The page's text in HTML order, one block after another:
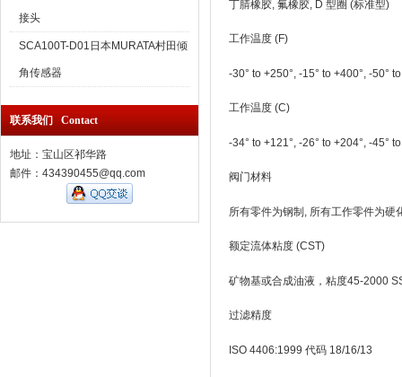
接头
SCA100T-D01日本MURATA村田倾
角传感器
联系我们 Contact
地址：宝山区祁华路
邮件：434390455@qq.com
丁腈橡胶, 氟橡胶, D 型圈 (标准型)
工作温度 (F)
-30° to +250°, -15° to +400°, -50°
工作温度 (C)
-34° to +121°, -26° to +204°, -45°
阀门材料
所有零件为钢制, 所有工作零件为硬
额定流体粘度 (CST)
矿物基或合成油液，粘度45-2000
过滤精度
ISO 4406:1999 代码 18/16/13